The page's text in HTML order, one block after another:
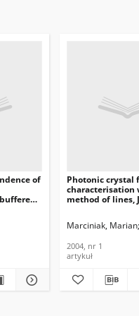
of
Photonic crystal
characterisation
method of lines,
2004, nr 1
Marciniak, Marian
2004, nr 1
artykuł